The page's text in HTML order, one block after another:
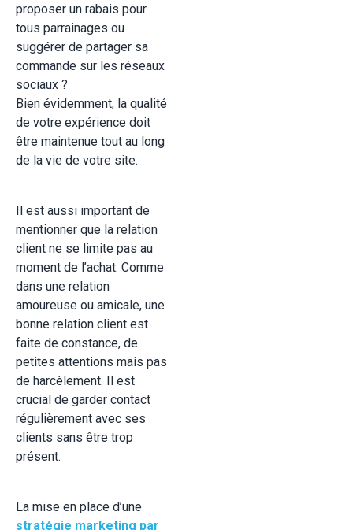
proposer un rabais pour
tous parrainages ou
suggérer de partager sa
commande sur les réseaux
sociaux ?
Bien évidemment, la qualité
de votre expérience doit
être maintenue tout au long
de la vie de votre site.
Il est aussi important de
mentionner que la relation
client ne se limite pas au
moment de l’achat. Comme
dans une relation
amoureuse ou amicale, une
bonne relation client est
faite de constance, de
petites attentions mais pas
de harcèlement. Il est
crucial de garder contact
régulièrement avec ses
clients sans être trop
présent.
La mise en place d’une
stratégie marketing par